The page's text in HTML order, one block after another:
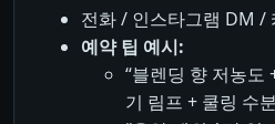
전화 / 인스타그램 DM /
예약 팁 예시:
“블렌딩 향 저농도
기 림프 + 쿨링 수